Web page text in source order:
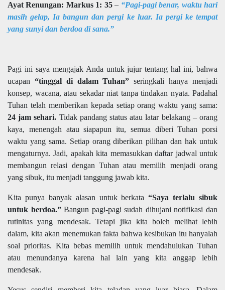
Ayat Renungan: Markus 1: 35– “Pagi-pagi benar, waktu hari
masih gelap, Ia bangun dan pergi ke luar. Ia pergi ke tempat
yang sunyi dan berdoa di sana.”
Pagi ini saya mengajak Anda untuk jujur tentang hal ini, bahwa
ucapan “tinggal di dalam Tuhan” seringkali hanya menjadi
konsep, wacana, atau sekadar niat tanpa tindakan nyata. Padahal
Tuhan telah memberikan kepada setiap orang waktu yang sama:
24 jam sehari. Tidak pandang status atau latar belakang – orang
kaya, menengah atau siapapun itu, semua diberi Tuhan porsi
waktu yang sama. Setiap orang diberikan pilihan dan hak untuk
mengaturnya. Jadi, apakah kita memasukkan daftar jadwal untuk
membangun relasi dengan Tuhan atau memilih menjadi orang
yang sibuk, itu menjadi tanggung jawab kita.
Kita punya banyak alasan untuk berkata“Saya terlalu sibuk
untuk berdoa.”Bangun pagi-pagi sudah dihujani notifikasi dan
rutinitas yang mendesak. Tetapi jika kita boleh melihat lebih
dalam, kita akan menemukan fakta bahwa kesibukan itu hanyalah
soal prioritas. Kita bebas memilih untuk mendahulukan Tuhan
atau menundanya karena hal lain yang kita anggap lebih
mendesak.